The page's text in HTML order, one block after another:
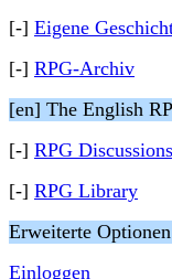
[-] Eigene
[-] RPG-Archiv
[en] The English
[-] RPG
[-] RPG Library
Erweiterte Optionen
Einloggen